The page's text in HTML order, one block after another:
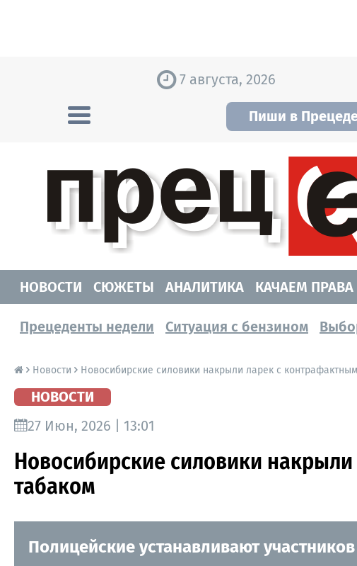
7 августа, 2026
Пиши в
НОВОСТИ
СЮЖЕТЫ АНАЛИТИКА КАЧАЕМ ПРАВА
Прецеденты недели Ситуация с бензином
Новости Новосибирские силовики накрыли ларек с
НОВОСТИ
27 Июн, 2026 | 13:01
Новосибирские силовики
табаком
Полицейские устанавливают